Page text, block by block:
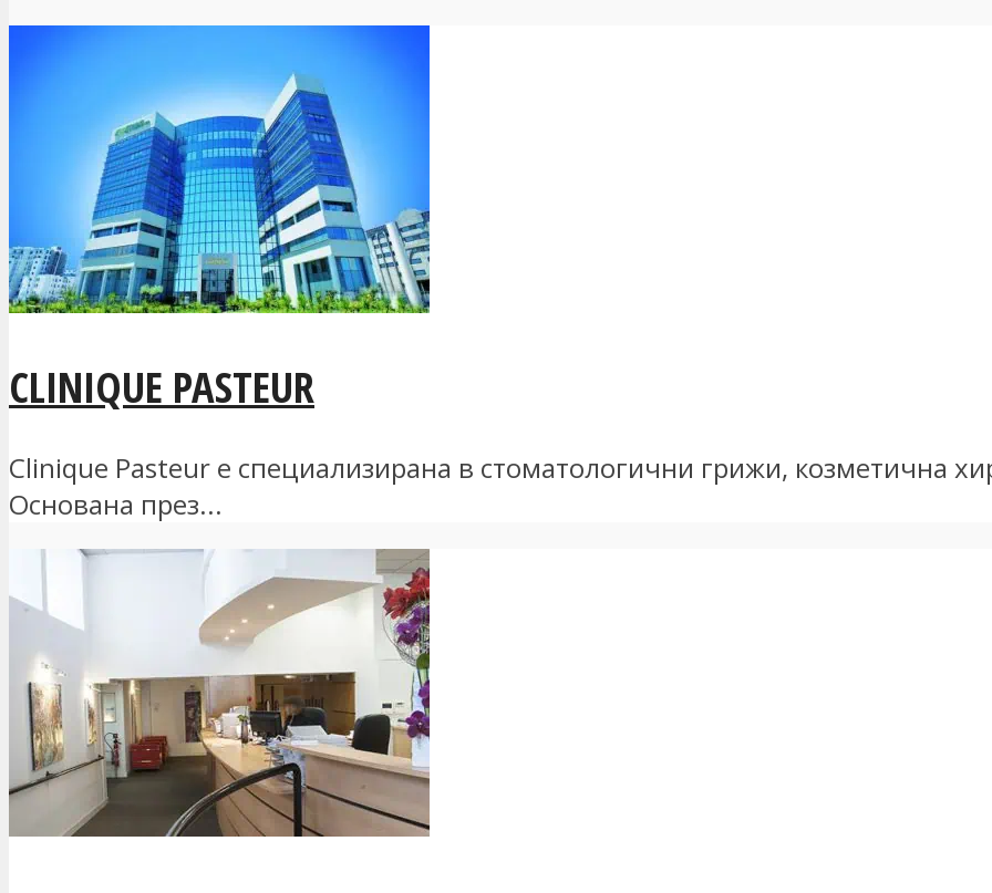
CLINIQUE PASTEUR
Clinique Pasteur е специализирана в стоматологични грижи, козметична
Основана през...